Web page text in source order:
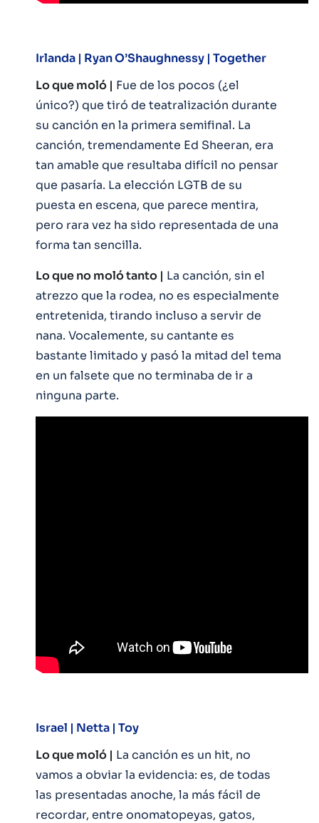
Irlanda | Ryan O’Shaughnessy | Together
Lo que moló | Fue de los pocos (¿el
único?) que tiró de teatralización durante
su canción en la primera semifinal. La
canción, tremendamente Ed Sheeran, era
tan amable que resultaba difícil no pensar
que pasaría. La elección LGTB de su
puesta en escena, que parece mentira,
pero rara vez ha sido representada de una
forma tan sencilla.
Lo que no moló tanto | La canción, sin el
atrezzo que la rodea, no es especialmente
entretenida, tirando incluso a servir de
nana. Vocalemente, su cantante es
bastante limitado y pasó la mitad del tema
en un falsete que no terminaba de ir a
ninguna parte.
Israel | Netta | Toy
Lo que moló | La canción es un hit, no
vamos a obviar la evidencia: es, de todas
las presentadas anoche, la más fácil de
recordar, entre onomatopeyas, gatos,